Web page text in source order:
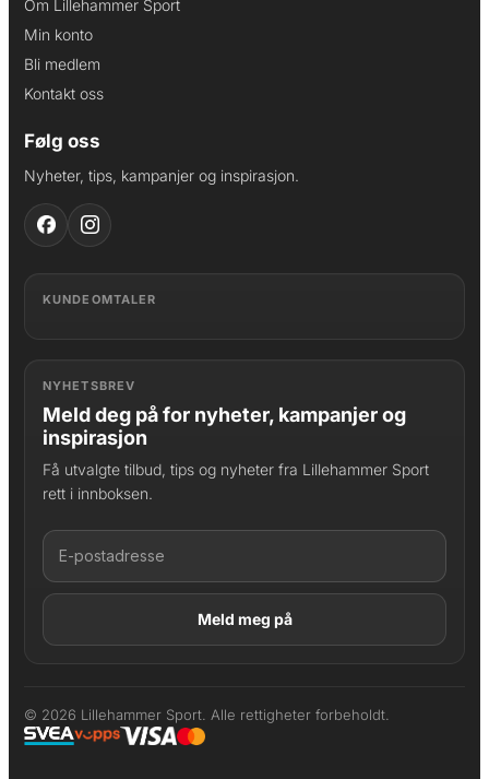
Om Lillehammer Sport
Min konto
Bli medlem
Kontakt oss
Følg oss
Nyheter, tips, kampanjer og inspirasjon.
KUNDEOMTALER
NYHETSBREV
Meld deg på for nyheter, kampanjer og
inspirasjon
Få utvalgte tilbud, tips og nyheter fra Lillehammer Sport
rett i innboksen.
© 2026 Lillehammer Sport. Alle rettigheter forbeholdt.
LAGT I HANDLEKURV
Produktet er lagt til